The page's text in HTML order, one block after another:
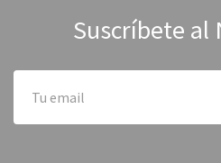
Suscríbete al